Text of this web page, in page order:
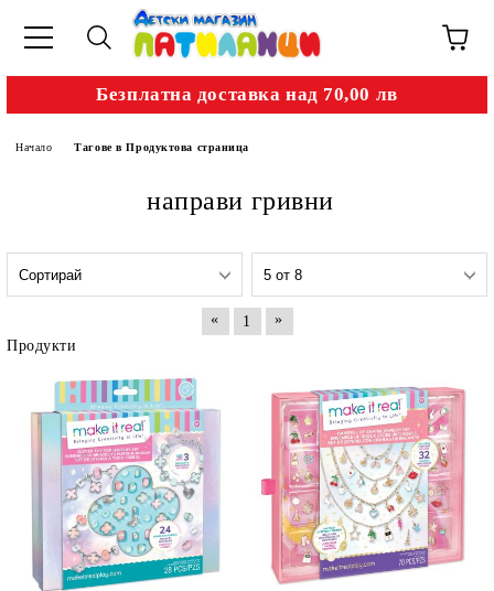
Безплатна доставка над 70,00 лв
Начало Тагове в Продуктова страница
направи гривни
« 1
»
Продукти